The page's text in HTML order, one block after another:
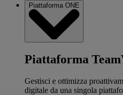
Piattaforma ONE
Piattaforma
Gestisci e ottimizza
digitale da una singola